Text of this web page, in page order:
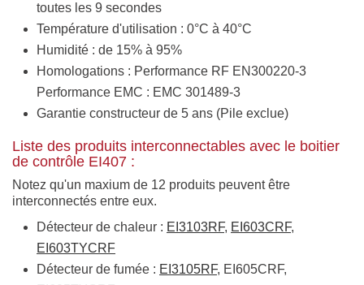
toutes les 9 secondes
Température d'utilisation : 0°C à 40°C
Humidité : de 15% à 95%
Homologations : Performance RF EN300220-3
Performance EMC : EMC 301489-3
Garantie constructeur de 5 ans (Pile exclue)
Liste des produits interconnectables avec le boitier
de contrôle EI407 :
Notez qu'un maxium de 12 produits peuvent être
interconnectés entre eux.
Détecteur de chaleur : EI3103RF, EI603CRF,
EI603TYCRF
Détecteur de fumée : EI3105RF, EI605CRF,